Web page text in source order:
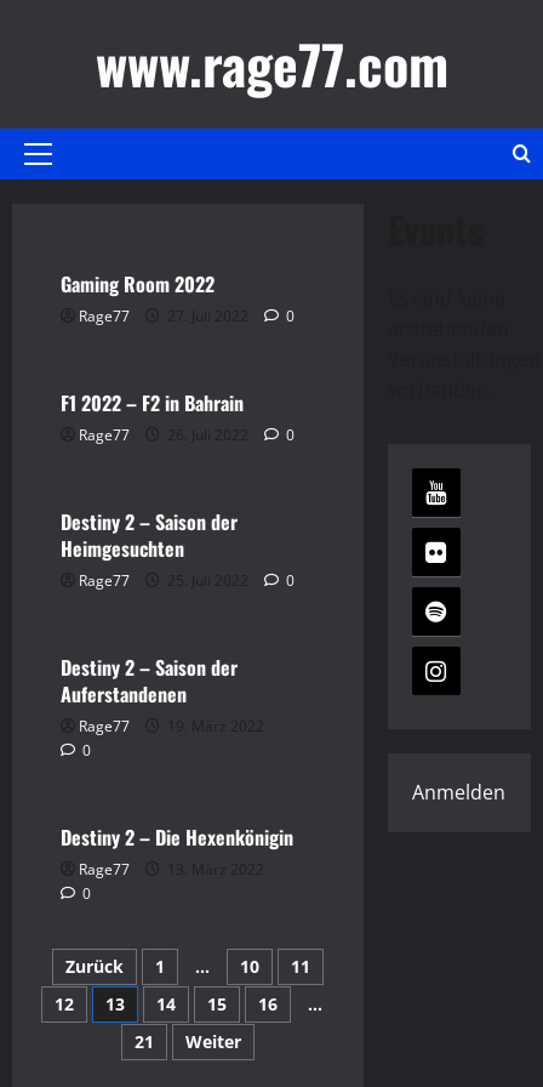
www.rage77.com
Primäres
Gaming Room 2022
Rage77 27. Juli 2022 0
F1 2022
Gaming
F1 2022 – F2 in Bahrain
Rage77 26. Juli 2022 0
Destiny 2
Gaming
Destiny 2 – Saison der
Heimgesuchten
Rage77 25. Juli 2022 0
Destiny 2
Gaming
Destiny 2 – Saison der
Auferstandenen
Rage77
19. März 2022
0 Destiny 2
Destiny 2 – Die Hexenkönigin
Rage77
13. März 2022
0
Seitennummerierung
der
Beiträge
Zurück 1 … 10
11
12
13 14 15 16
…
21
Weiter
Anmelden